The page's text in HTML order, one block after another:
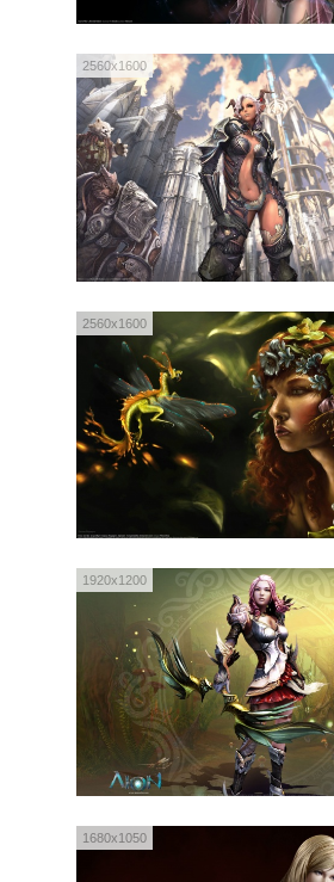
2560x1600
2560x1600
1920x1200
1680x1050